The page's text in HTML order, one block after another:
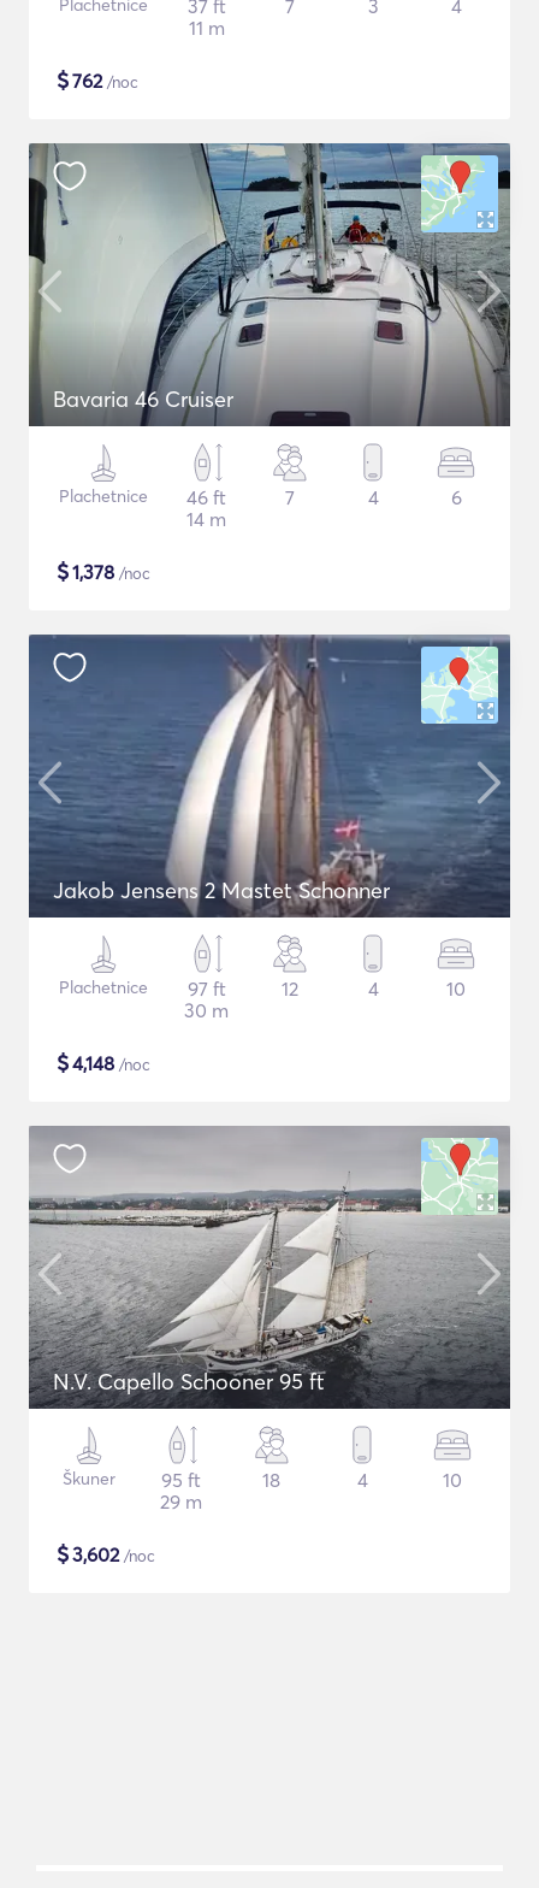
Plachetnice
37 ft
11 m
7 3 4
$762/noc
Bavaria 46 Cruiser
Plachetnice
46 ft
14 m
7 4 6
$1,378 /noc
Jakob Jensens 2 Mastet Schonner
Plachetnice
97 ft
30 m
12 4 10
$4,148 /noc
N.V. Capello Schooner 95 ft
Škuner
95 ft
29 m
18 4 10
$3,602/noc